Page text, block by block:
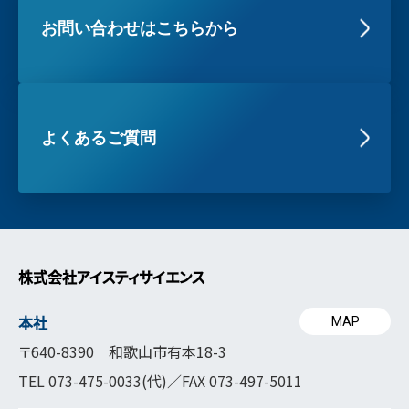
お問い合わせはこちらから
よくあるご質問
株式会社アイスティサイエンス
本社
〒640-8390 和歌山市有本18-3
TEL073-475-0033(代)／FAX 073-497-5011
MAP